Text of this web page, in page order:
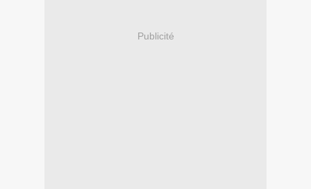
Publicité